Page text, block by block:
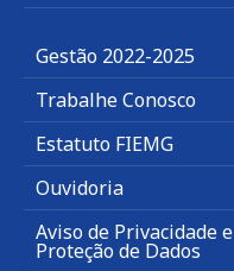
Gestão 2022-2025
Trabalhe Conosco
Estatuto FIEMG
Ouvidoria
Aviso de Privacidade e
Proteção de Dados